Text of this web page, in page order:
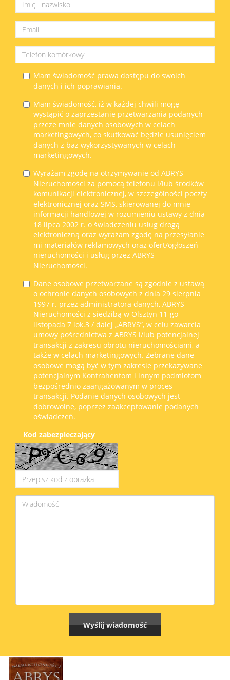
Mam świadomość prawa dostępu do swoich
danych i ich poprawiania.
Mam świadomość, iż w każdej chwili mogę
wystąpić o zaprzestanie przetwarzania podanych
przeze mnie danych osobowych w celach
marketingowych, co skutkować będzie usunięciem
danych z baz wykorzystywanych w celach
marketingowych.
Wyrażam zgodę na otrzymywanie od ABRYS
Nieruchomości za pomocą telefonu i/lub środków
komunikacji elektronicznej, w szczególności poczty
elektronicznej oraz SMS, skierowanej do mnie
informacji handlowej w rozumieniu ustawy z dnia
18 lipca 2002 r. o świadczeniu usług drogą
elektroniczną oraz wyrażam zgodę na przesyłanie
mi materiałów reklamowych oraz ofert/ogłoszeń
nieruchomości i usług przez ABRYS
Nieruchomości.
Dane osobowe przetwarzane są zgodnie z ustawą
o ochronie danych osobowych z dnia 29 sierpnia
1997 r. przez administratora danych, ABRYS
Nieruchomości z siedzibą w Olsztyn 11-go
listopada 7 lok.3 / dalej „ABRYS”, w celu zawarcia
umowy pośrednictwa z ABRYS i/lub potencjalnej
transakcji z zakresu obrotu nieruchomościami, a
także w celach marketingowych. Zebrane dane
osobowe mogą być w tym zakresie przekazywane
potencjalnym Kontrahentom i innym podmiotom
bezpośrednio zaangażowanym w proces
transakcji. Podanie danych osobowych jest
dobrowolne, poprzez zaakceptowanie podanych
oświadczeń.
Kod zabezpieczający